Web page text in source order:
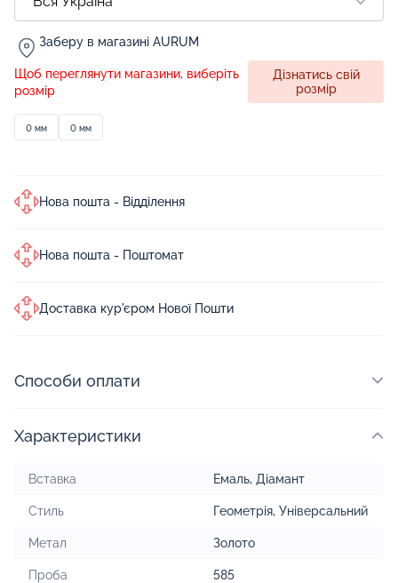
Заберу в магазині AURUM
Щоб переглянути магазини, виберіть
розмір
Дізнатись свій
розмір
0 мм 0 мм
Нова пошта - Відділення
Нова пошта - Поштомат
Доставка кур'єром Нової Пошти
Способи оплати
Характеристики
Вставка Емаль, Діамант
Стиль Геометрія, Універсальний
Метал Золото
Проба 585